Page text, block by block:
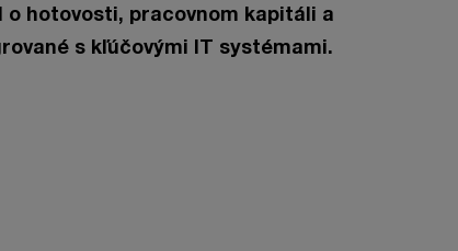
hotovosti, pracovnom kapitáli a
s kľúčovými IT systémami.